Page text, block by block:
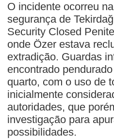
O incidente ocorreu
segurança de
Security Closed
onde Özer estava
extradição. Guardas
encontrado
quarto, com o uso de
inicialmente
autoridades, que
investigação para
possibilidades.